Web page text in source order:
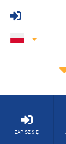
ZAPISZ SIĘ